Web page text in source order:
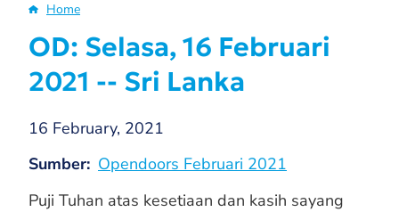
Breadcrumb
Home
OD: Selasa, 16 Februari
2021 -- Sri Lanka
16 February, 2021
Sumber Opendoors Februari 2021
Puji Tuhan atas kesetiaan dan kasih sayang